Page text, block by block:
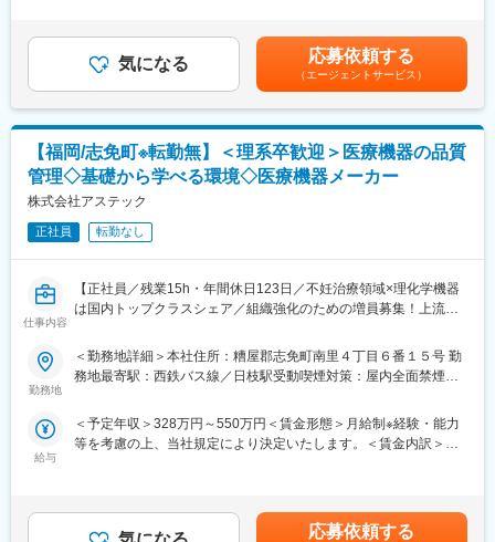
1.収穫時に腰を屈める必要もなく楽な姿勢で作業ができること。
2.葉の陰にいちごが隠れず、太陽光を浴び均一に着色をさせるこ
とが可能。
トップクラスのシェアを誇り、需要拡大を見越した採用です。
■配属先部署：
アグリ営業統括管理部は、営業部：11名 取締役1名40代、部長1
課長クラス4名（50代2名、40代2名）、係長1名30代、担当4名
（30代2名、20代2名）全員男性が在籍しています。
■魅力：
・当社事業である、農業×医療は今後も確実に伸びていきますので
・独自開発した高シェア製品群による商品ポートフォリオで持続
的な成長を実現しており、業界のニーズは堅調に増加しておりま
・地域の働く場の創出や地域雇用に貢献している点も評価され、
「平成28年度ふるさと企業大賞（総務大臣賞）」を受賞しまし
む）＜昇給有無＞有＜残業手当＞有＜給与補足＞■賞与：年2回(基
本給×3～4ヶ月分)業績に伴い別途期末賞与有■昇給年1回■その他
固定手当には営業手当（21,000円）・住宅手当（7,000円～
40,000円）を含みます■最大年収は約450万円ほどを想定しており
ます。※経験などを考慮いたします。賃金はあくまでも目安の金額
であり、選考を通じて上下する可能性があります。月給(月額)は固
定手当を含めた表記です。
気になる 応募依頼する
（エージェントサービス）
【福岡/志免町※転勤無】＜理系卒歓迎＞医療機器の品質
管理◇基礎から学べる環境◇医療機器メーカー
株式会社アステック
正社員 転勤なし
仕事内容
【正社員／残業15h・年間休日123日／不妊治療領域×理化学機器
は国内トップクラスシェア／組織強化のための増員募集！上流業
未経験歓迎！医療分野に興味があり、医療機器のプロフェッショ
ナルを目指したい方を歓迎します。高い成長意欲とキャリア志向
■募集背景：
す。10～15年後を見据えた将来の幹部候補として、チーム内のロ
勤務地
＜勤務地詳細＞本社住所：糟屋郡志免町南里４丁目６番１５号 勤
務地最寄駅：西鉄バス線／日枝駅受動喫煙対策：屋内全面禁煙変
給与
＜予定年収＞328万円～550万円＜賃金形態＞月給制※経験・能力
等を考慮の上、当社規定により決定いたします。＜賃金内訳＞月
手当■賞与：年3回 ※基本給の5ヶ月分■昇給：年1回賃金はあくま
応募依頼する